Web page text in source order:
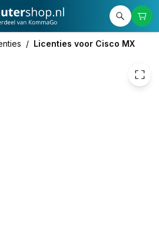
/ Licenties voor Cisco MX